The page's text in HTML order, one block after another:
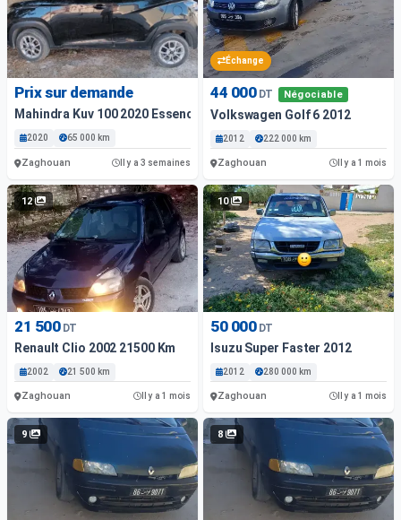
Prix sur demande
Mahindra Kuv 100 2020 Essence
2020 65 000 km
Zaghouan Il y a 3 semaines
Échange
44 000 DT Négociable
Volkswagen Golf 6 2012
2012 222 000 km
Zaghouan Il y a 1 mois
12
21 500 DT
Renault Clio 2002 21500 Km
2002 21 500 km
Zaghouan Il y a 1 mois
10
50 000 DT
Isuzu Super Faster 2012
2012 280 000 km
Zaghouan Il y a 1 mois
9 8